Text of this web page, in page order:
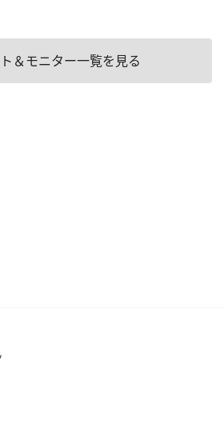
＆モニター一覧を見る